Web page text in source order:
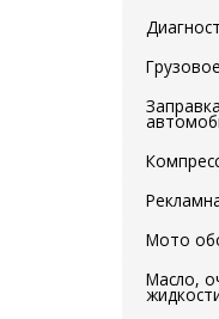
Мото
Масло,